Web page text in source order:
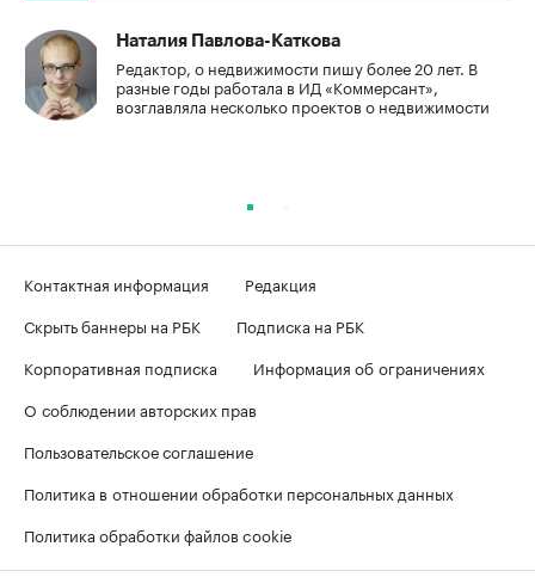
Наталия Павлова-Каткова
Редактор, о недвижимости пишу более 20 лет. В
разные годы работала в ИД «Коммерсант»,
возглавляла несколько проектов о недвижимости
Контактная информация
Редакция
Скрыть баннеры на РБК
Подписка на РБК
Корпоративная подписка
Информация об ограничениях
О соблюдении авторских прав
Пользовательское соглашение
Политика в отношении обработки персональных данных
Политика обработки файлов cookie